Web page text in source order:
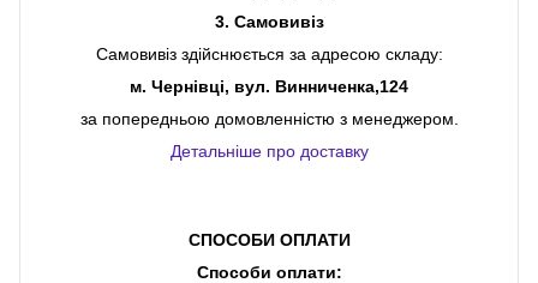
3. Самовивіз
Самовивіз здійснюється за адресою складу:
м. Чернівці, вул. Винниченка,124
за попередньою домовленністю з менеджером.
Детальніше про доставку
СПОСОБИ ОПЛАТИ
Способи оплати: